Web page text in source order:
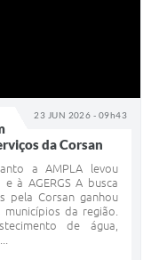
23 JUN 2026 - 09h43
da Corsan
a AMPLA levou
à AGERGS A busca
pela Corsan ganhou
da região.
de água,